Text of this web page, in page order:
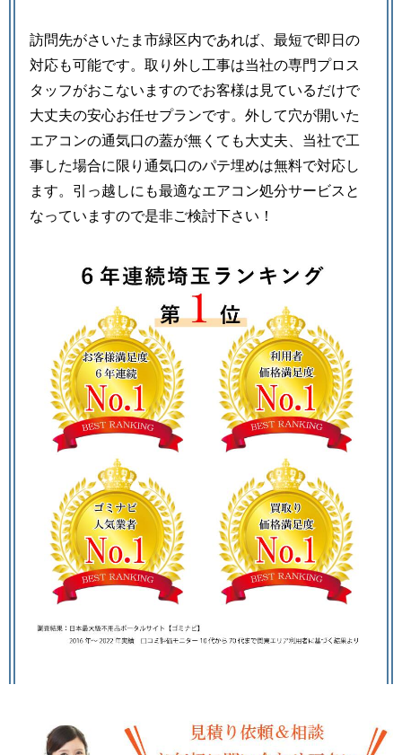
訪問先がさいたま市緑区内であれば、最短で即日の
対応も可能です。取り外し工事は当社の専門プロス
タッフがおこないますのでお客様は見ているだけで
大丈夫の安心お任せプランです。外して穴が開いた
エアコンの通気口の蓋が無くても大丈夫、当社で工
事した場合に限り通気口のパテ埋めは無料で対応し
ます。引っ越しにも最適なエアコン処分サービスと
なっていますので是非ご検討下さい！